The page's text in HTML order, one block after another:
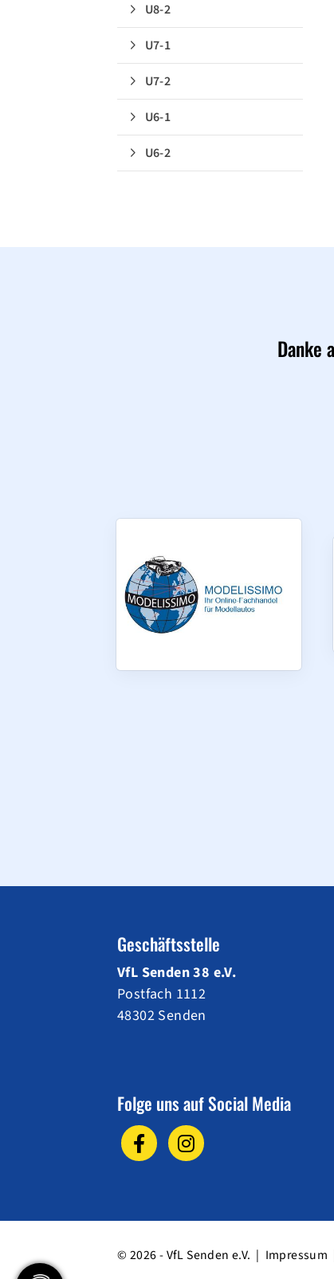
U8-2
U7-1
U7-2
U6-1
U6-2
Danke
Geschäftsstelle
VfL Senden 38 e.V.
Postfach 1112
48302 Senden
Folge uns auf Social Media
© 2026 - VfL Senden e.V. | Impressum